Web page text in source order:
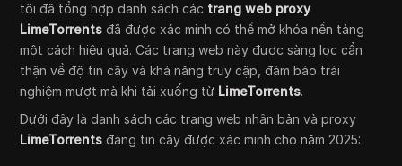
tôi đã tổng hợp danh sách các trang web proxy
LimeTorrents đã được xác minh có thể mở khóa nền tảng
một cách hiệu quả. Các trang web này được sàng lọc cẩn
thận về độ tin cậy và khả năng truy cập, đảm bảo trải
nghiệm mượt mà khi tải xuống từ LimeTorrents.
Dưới đây là danh sách các trang web nhân bản và proxy
LimeTorrents đáng tin cậy được xác minh cho năm 2025: